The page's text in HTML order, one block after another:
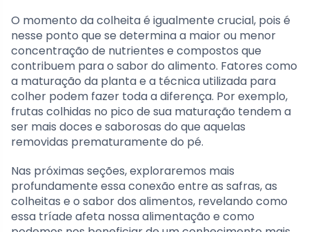
O momento da colheita é igualmente crucial, pois é
nesse ponto que se determina a maior ou menor
concentração de nutrientes e compostos que
contribuem para o sabor do alimento. Fatores como
a maturação da planta e a técnica utilizada para
colher podem fazer toda a diferença. Por exemplo,
frutas colhidas no pico de sua maturação tendem a
ser mais doces e saborosas do que aquelas
removidas prematuramente do pé.
Nas próximas seções, exploraremos mais
profundamente essa conexão entre as safras, as
colheitas e o sabor dos alimentos, revelando como
essa tríade afeta nossa alimentação e como